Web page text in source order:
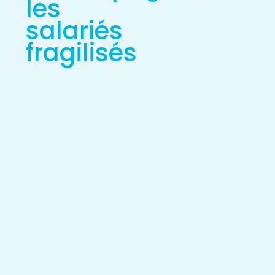
les
salariés
fragilisés